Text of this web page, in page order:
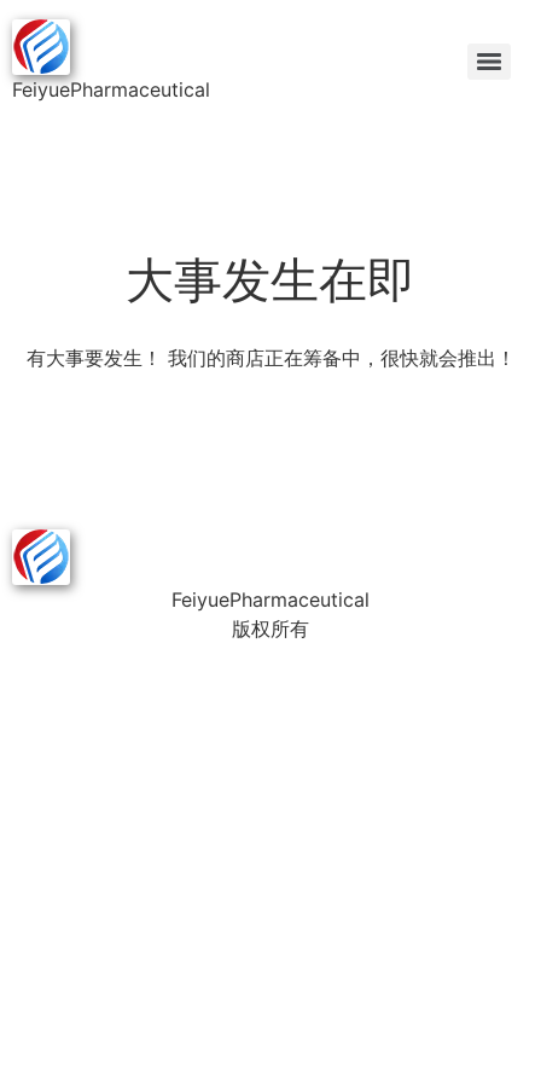
FeiyuePharmaceutical
大事发生在即
有大事要发生！ 我们的商店正在筹备中，很快就会推出！
FeiyuePharmaceutical
版权所有